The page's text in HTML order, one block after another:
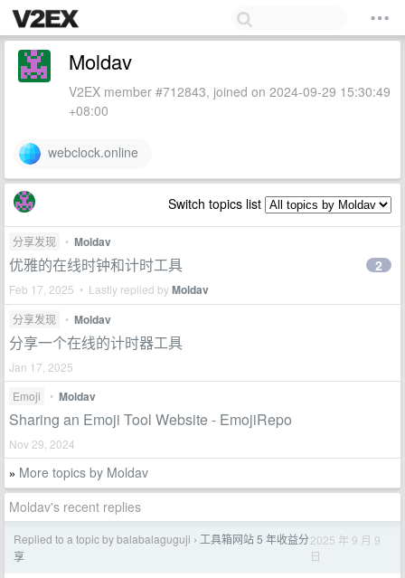
Moldav
V2EX member #712843, joined on 2024-09-29 15:30:49
+08:00
webclock.online
Switch topics list
分享发现 • Moldav
优雅的在线时钟和计时工具
Feb 17, 2025 • Lastly replied byMoldav
2
分享发现 • Moldav
分享一个在线的计时器工具
Jan 17, 2025
Emoji
• Moldav
Sharing an Emoji Tool Website - EmojiRepo
Nov 29, 2024
» More topics by Moldav
Moldav's recent replies
Replied to a topic by balabalaguguji › 工具箱网站 5 年收益分
享
2025 年 9 月 9
日